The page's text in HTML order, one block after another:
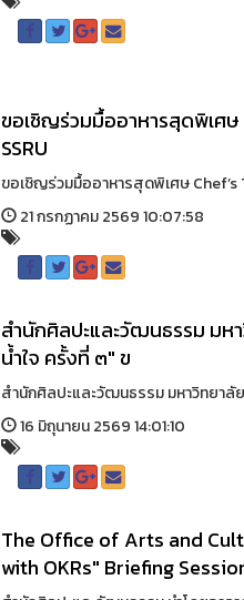
ขอเชิญร่วมมื้ออาหารสุดพิเศษ
SSRU
ขอเชิญร่วมมื้ออาหารสุดพิเศษ Chef’s
21 กรกฏาคม 2569 10:07:58
สำนักศิลปะและวัฒนธรรม มห
น้ำใจ ครั้งที่ ๓" ข
สำนักศิลปะและวัฒนธรรม มหาวิทยาลั
16 มิถุนายน 2569 14:01:10
The Office of Arts and
with OKRs" Briefing